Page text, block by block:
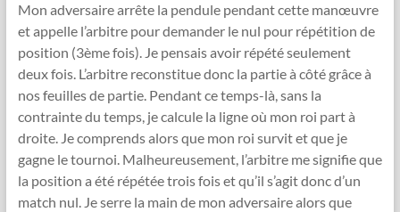
Mon adversaire arrête la pendule pendant cette manœuvre
et appelle l’arbitre pour demander le nul pour répétition de
position (3ème fois). Je pensais avoir répété seulement
deux fois. L’arbitre reconstitue donc la partie à côté grâce à
nos feuilles de partie. Pendant ce temps-là, sans la
contrainte du temps, je calcule la ligne où mon roi part à
droite. Je comprends alors que mon roi survit et que je
gagne le tournoi. Malheureusement, l’arbitre me signifie que
la position a été répétée trois fois et qu’il s’agit donc d’un
match nul. Je serre la main de mon adversaire alors que